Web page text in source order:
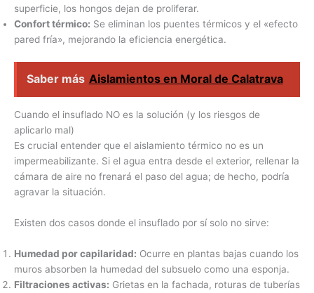
superficie, los hongos dejan de proliferar.
Confort térmico: Se eliminan los puentes térmicos y el «efecto
pared fría», mejorando la eficiencia energética.
Saber más Aislamientos en Moral de Calatrava
Cuando el insuflado NO es la solución (y los riesgos de
aplicarlo mal)
Es crucial entender que el aislamiento térmico no es un
impermeabilizante. Si el agua entra desde el exterior, rellenar la
cámara de aire no frenará el paso del agua; de hecho, podría
agravar la situación.
Existen dos casos donde el insuflado por sí solo no sirve:
Humedad por capilaridad: Ocurre en plantas bajas cuando los
muros absorben la humedad del subsuelo como una esponja.
Filtraciones activas: Grietas en la fachada, roturas de tuberías